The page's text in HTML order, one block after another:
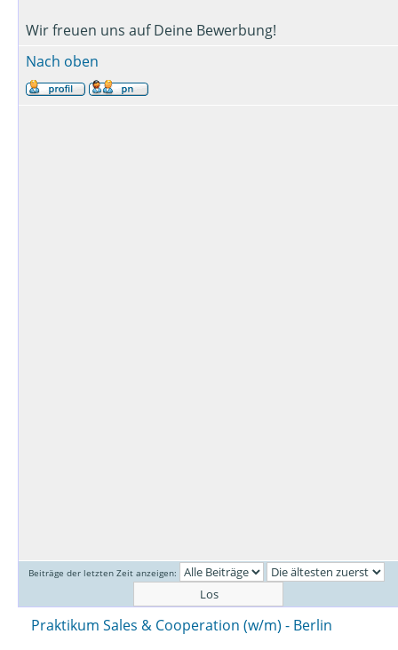
Wir freuen uns auf Deine Bewerbung!
Nach oben
Beiträge der letzten Zeit anzeigen:
Praktikum Sales & Cooperation (w/m) - Berlin